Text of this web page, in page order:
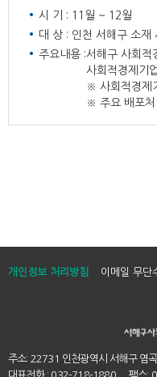
시 기 : 11월 ~ 12월
대 상 : 인천 서해구 소재
주요내용 :서해구 사회적
사회적경제기
※ 사회적경제
※ 주요 배포처
개인정보 처리방침 이메일 무단
주소: 22731 인천광역시 서해구 염
대표전화 : 032-718-1880 팩스: